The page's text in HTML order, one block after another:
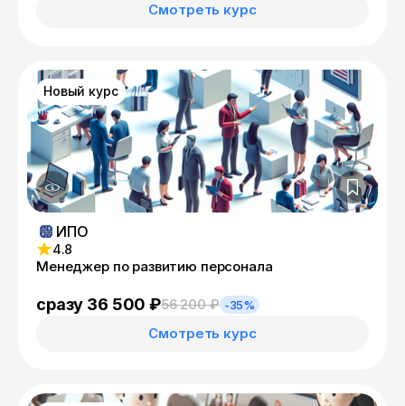
Смотреть курс
Новый курс
ИПО
4.8
Менеджер по развитию персонала
сразу 36 500 ₽56 200 ₽ -35%
Смотреть курс